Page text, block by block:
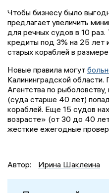
Чтобы бизнесу было
предлагает увеличить
для речных судов в 10
кредиты под 3% на 25 лет
старых кораблей в
Новые правила могут
Калининградской
Агентства по
(суда старше 40 лет)
кораблей. Еще 15 судов
возрасте» (от 30 до 40
жесткие ежегодные
Автор: Ирина Шаклеина